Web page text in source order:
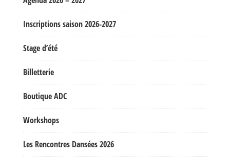
Inscriptions saison 2026-2027
Stage d’été
Billetterie
Boutique ADC
Workshops
Les Rencontres Dansées 2026